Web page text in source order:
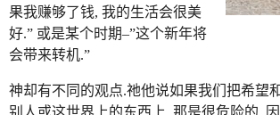
果我赚够了钱, 我的生活会很美
好.” 或是某个时期–”这个新年将
会带来转机.”
神却有不同的观点.祂他说如果我们把希望